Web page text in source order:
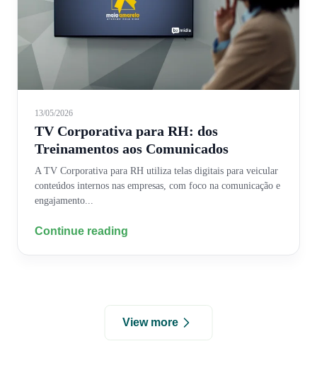
View more
13/05/2026
TV Corporativa para RH: dos
Treinamentos aos Comunicados
A TV Corporativa para RH utiliza telas digitais para veicular
conteúdos internos nas empresas, com foco na comunicação e
engajamento...
Continue reading